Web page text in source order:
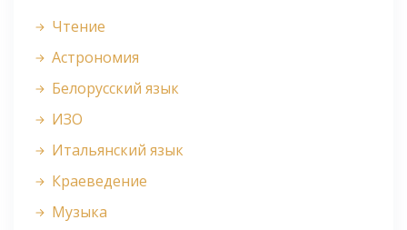
Чтение
Астрономия
Белорусский язык
ИЗО
Итальянский язык
Краеведение
Музыка